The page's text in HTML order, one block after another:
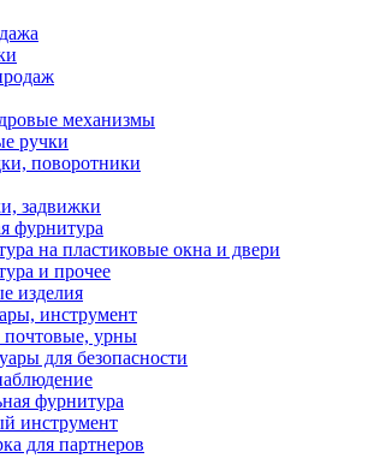
механизмы
ручки
поворотники
задвижки
фурнитура
на пластиковые окна и двери
и прочее
изделия
инструмент
урны
для безопасности
фурнитура
инструмент
для партнеров